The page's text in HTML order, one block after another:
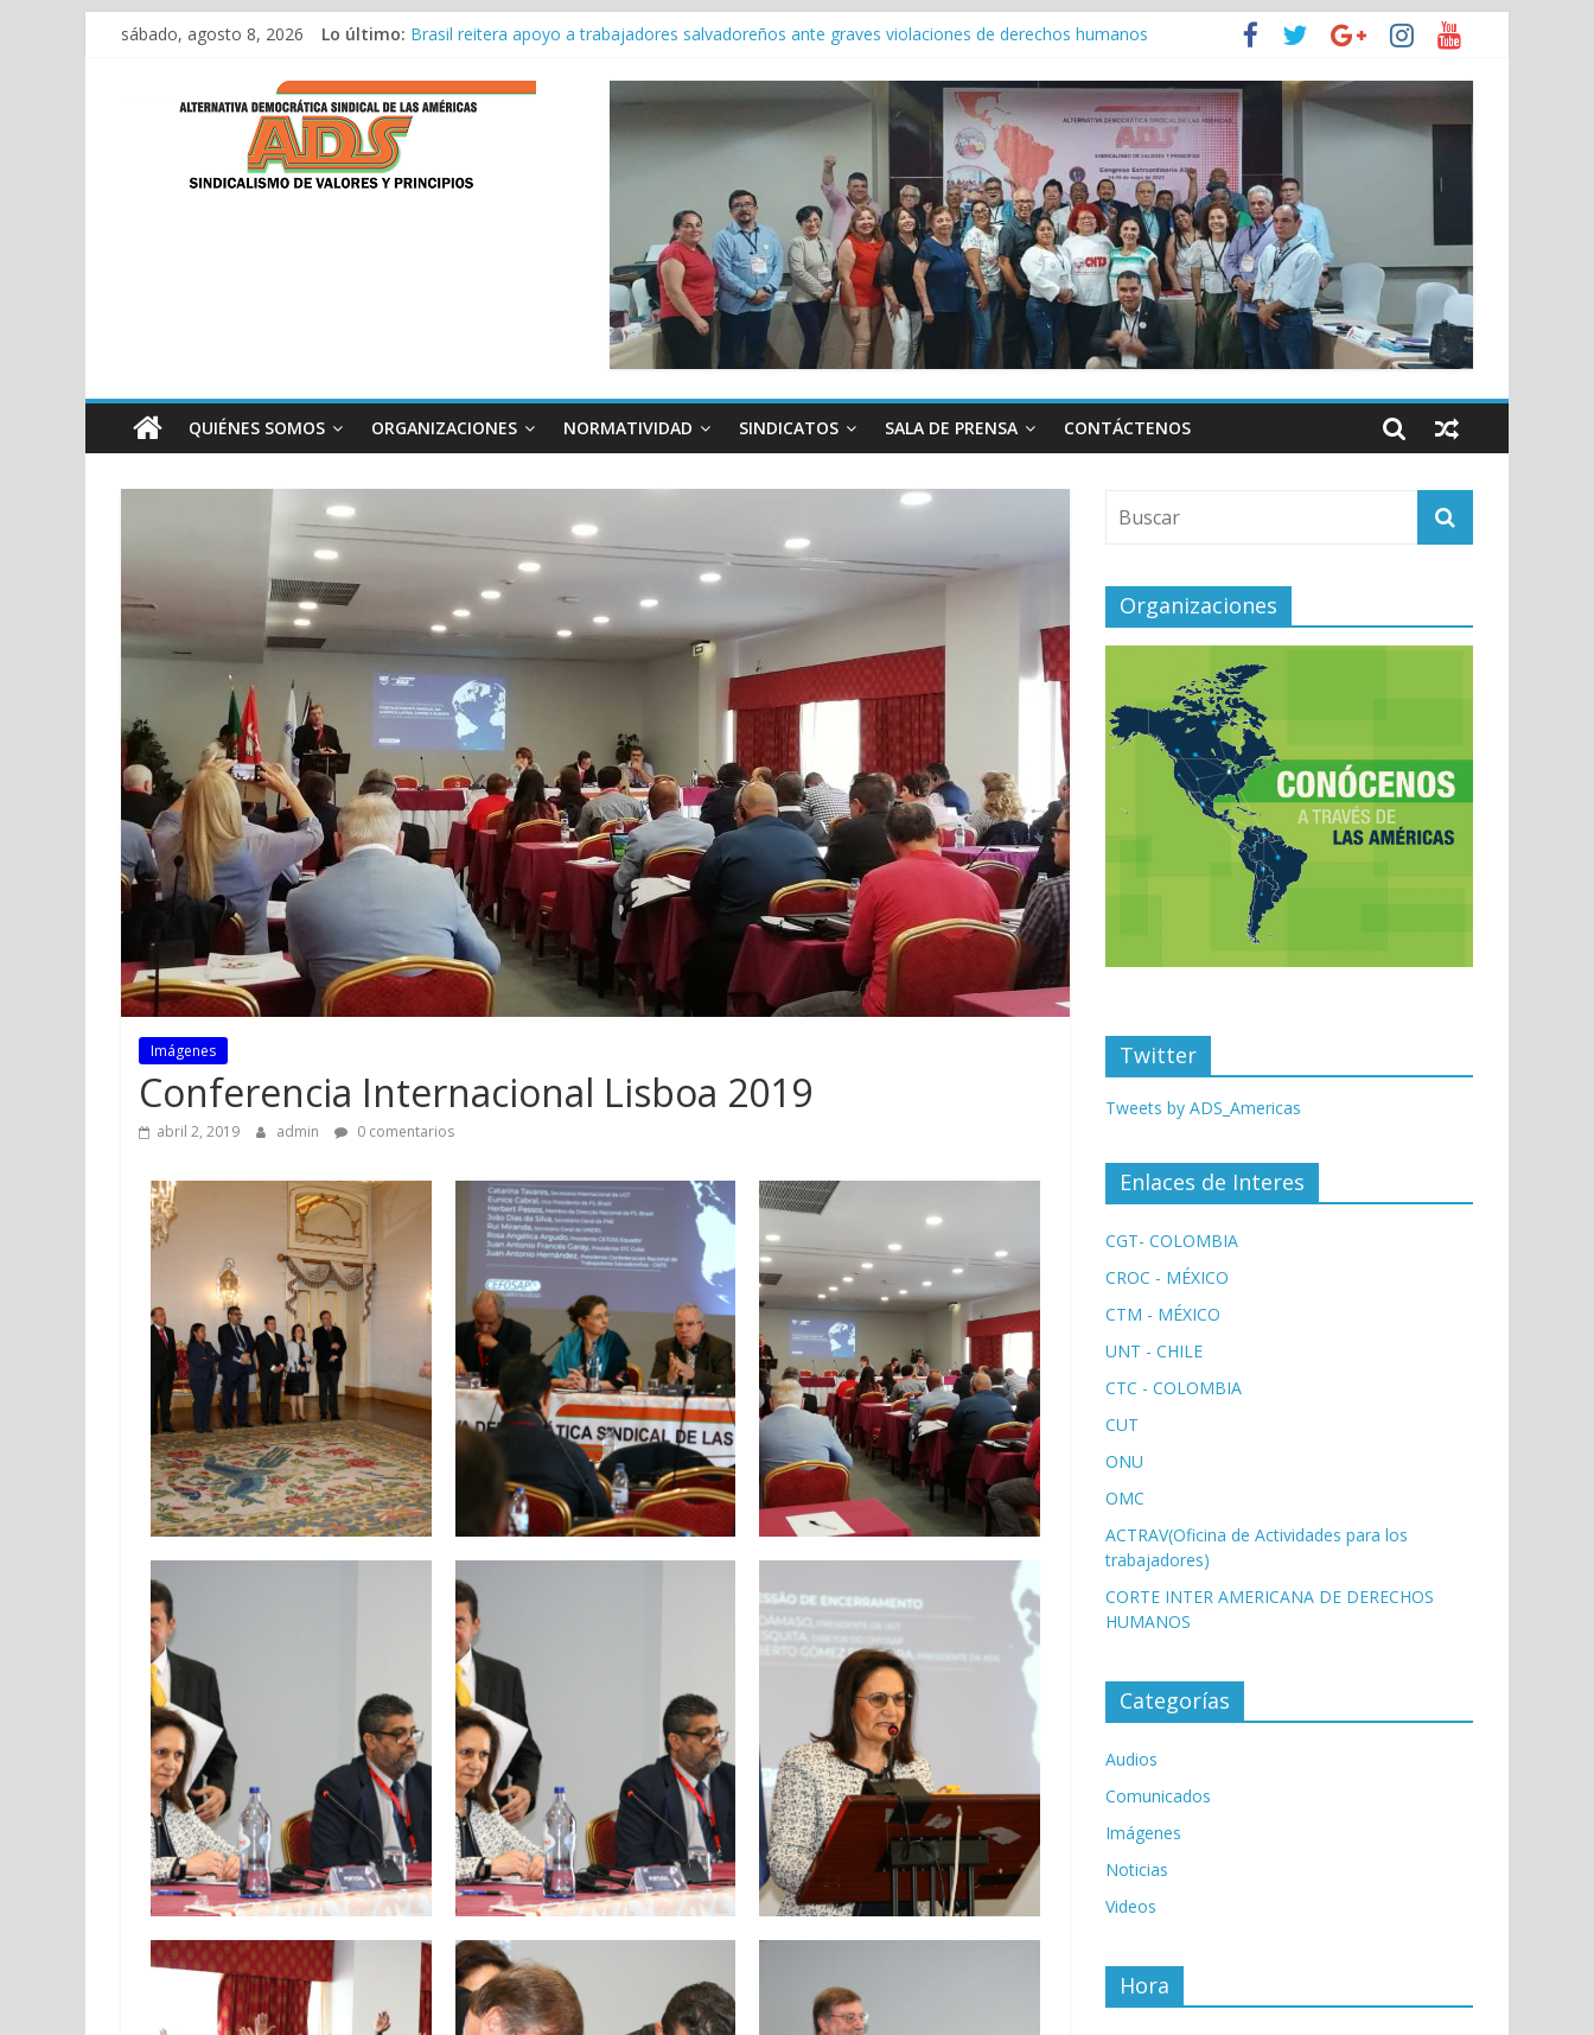
Saltarsábado, agosto 8, 2026 Lo último:
ADS consolida su agenda continental y fortalece la unidad sindical en reunión en Panamá
Brasil reitera apoyo a trabajadores salvadoreños ante graves violaciones de derechos humanos
Encuentro Bilateral con Força Sindical en la 113ª Conferencia Internacional del Trabajo
Discurso de ADS en la114a Conferencia Internacional del Trabajo
ADS
QUIÉNES SOMOS ORGANIZACIONES NORMATIVIDAD SINDICATOS SALA DE PRENSA CONTÁCTENOS
Imágenes
Conferencia Internacional Lisboa 2019
abril 2, 2019 admin 0 comentarios
Organizaciones
Twitter
Tweets by ADS_Americas
Enlaces de Interes
CGT- COLOMBIA
CROC - MÉXICO
CTM - MÉXICO
UNT - CHILE
CTC - COLOMBIA
CUT
ONU
OMC
ACTRAV(Oficina de Actividades para los
trabajadores)
CORTE INTER AMERICANA DE DERECHOS
HUMANOS
Categorías
Audios
Comunicados
Imágenes
Noticias
Videos
Hora